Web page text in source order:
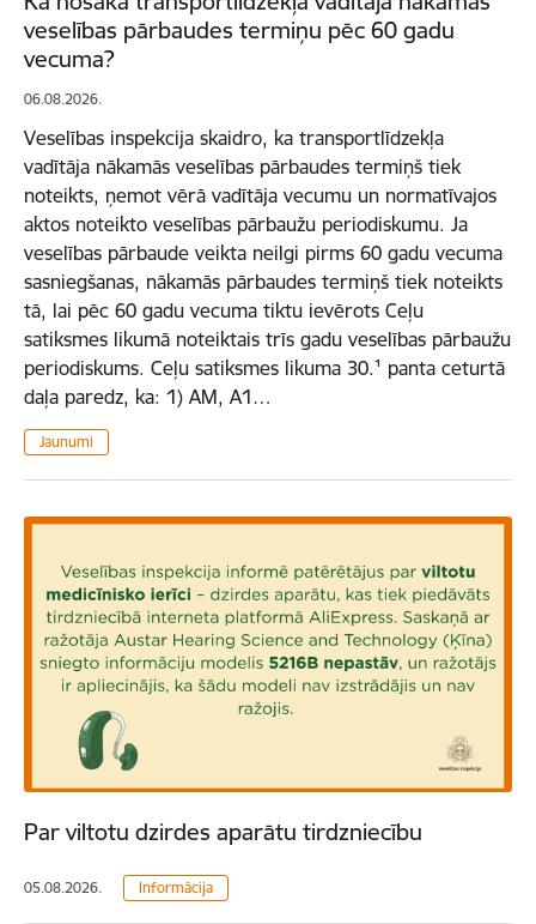
veselības pārbaudes termiņu pēc 60 gadu
vecuma?
06.08.2026.
Veselības inspekcija skaidro, ka transportlīdzekļa
vadītāja nākamās veselības pārbaudes termiņš tiek
noteikts, ņemot vērā vadītāja vecumu un normatīvajos
aktos noteikto veselības pārbaužu periodiskumu. Ja
veselības pārbaude veikta neilgi pirms 60 gadu vecuma
sasniegšanas, nākamās pārbaudes termiņš tiek noteikts
tā, lai pēc 60 gadu vecuma tiktu ievērots Ceļu
satiksmes likumā noteiktais trīs gadu veselības pārbaužu
periodiskums. Ceļu satiksmes likuma 30.¹ panta ceturtā
daļa paredz, ka: 1) AM, A1…
Jaunumi
Par viltotu dzirdes aparātu tirdzniecību
05.08.2026. Informācija